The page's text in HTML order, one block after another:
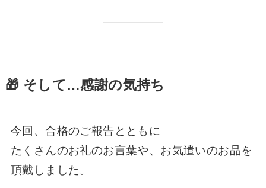
🎁 そして…感謝の気持ち
今回、合格のご報告とともに
たくさんのお礼のお言葉や、お気遣いのお品を
頂戴しました。